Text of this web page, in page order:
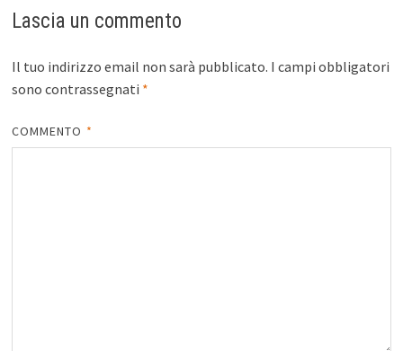
Lascia un commento
Il tuo indirizzo email non sarà pubblicato. I campi obbligatori
sono contrassegnati *
COMMENTO *